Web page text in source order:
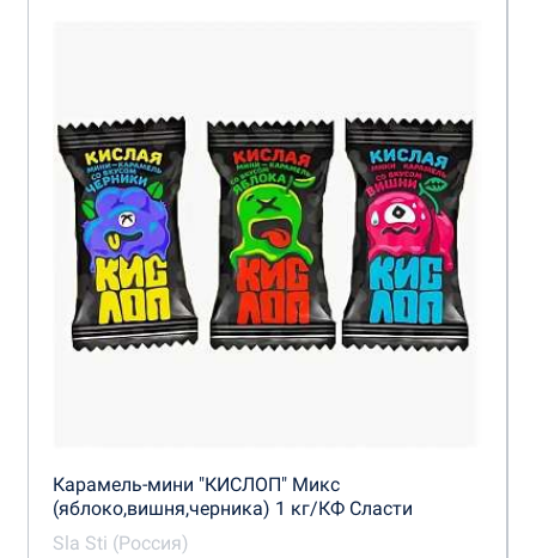
Карамель-мини "КИСЛОП" Микс
(яблоко,вишня,черника) 1 кг/КФ Сласти
Sla Sti (Россия)